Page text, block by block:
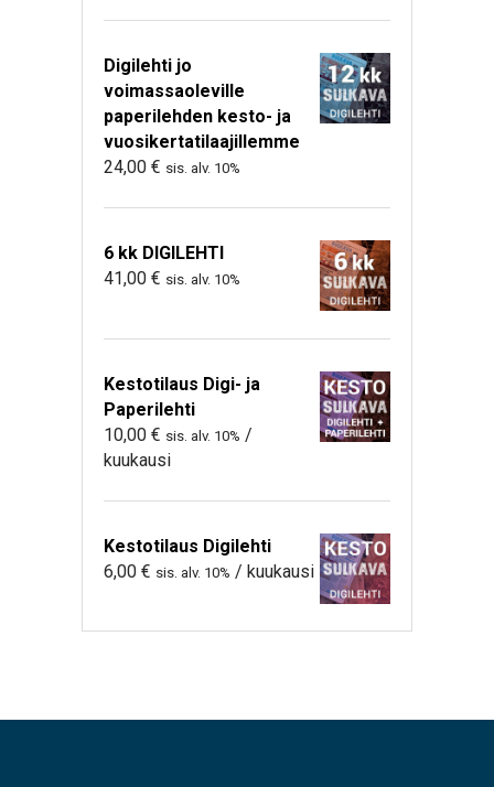
Digilehti jo
voimassaoleville
paperilehden kesto- ja
vuosikertatilaajillemme
24,00 € sis. alv. 10%
6 kk DIGILEHTI
41,00 € sis. alv. 10%
Kestotilaus Digi- ja
Paperilehti
10,00 € sis. alv. 10% /
kuukausi
Kestotilaus Digilehti
6,00 € sis. alv. 10% / kuukausi